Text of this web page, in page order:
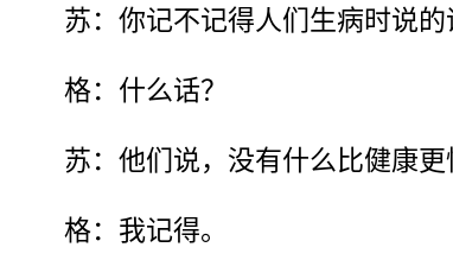
苏：你记不记得人们生病时说的
格：什么话？
苏：他们说，没有什么比健康
格：我记得。